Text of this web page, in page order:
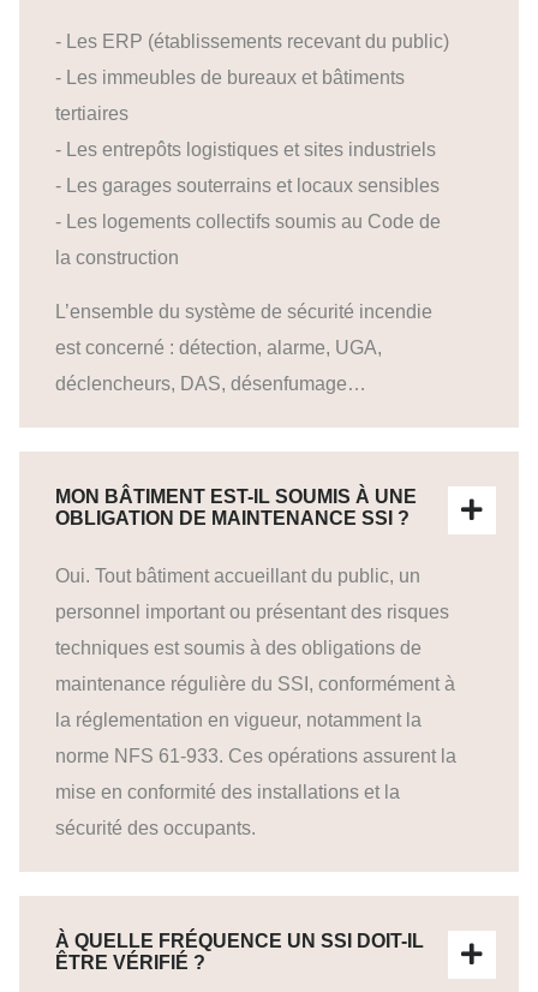
- Les ERP (établissements recevant du public)
- Les immeubles de bureaux et bâtiments
tertiaires
- Les entrepôts logistiques et sites industriels
- Les garages souterrains et locaux sensibles
- Les logements collectifs soumis au Code de
la construction
L’ensemble du système de sécurité incendie
est concerné : détection, alarme, UGA,
déclencheurs, DAS, désenfumage…
MON BÂTIMENT EST-IL SOUMIS À UNE
OBLIGATION DE MAINTENANCE SSI ?
Oui. Tout bâtiment accueillant du public, un
personnel important ou présentant des risques
techniques est soumis à des obligations de
maintenance régulière du SSI, conformément à
la réglementation en vigueur, notamment la
norme NFS 61-933. Ces opérations assurent la
mise en conformité des installations et la
sécurité des occupants.
À QUELLE FRÉQUENCE UN SSI DOIT-IL
ÊTRE VÉRIFIÉ ?